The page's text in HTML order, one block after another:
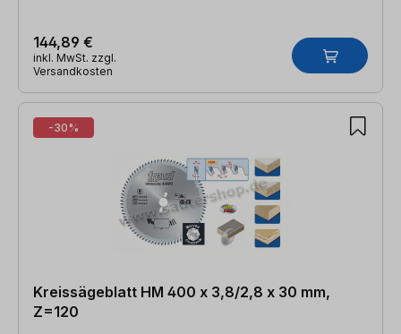
144,89 €
inkl. MwSt. zzgl.
Versandkosten
-30%
Kreissägeblatt HM 400 x 3,8/2,8 x 30 mm,
Z=120